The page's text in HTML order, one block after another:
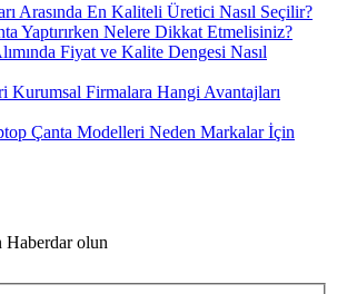
Arasında En Kaliteli Üretici Nasıl Seçilir?
Yaptırırken Nelere Dikkat Etmelisiniz?
Fiyat ve Kalite Dengesi Nasıl
Kurumsal Firmalara Hangi Avantajları
Çanta Modelleri Neden Markalar İçin
Haberdar olun